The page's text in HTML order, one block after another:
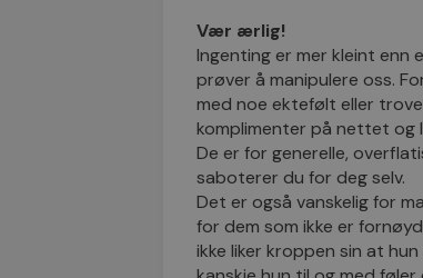
Vær ærlig!
Ingenting er mer kleint
prøver å manipulere oss.
med noe ektefølt eller
komplimenter på nettet og
De er for generelle,
saboterer du for deg selv.
Det er også vanskelig for
for dem som ikke er
ikke liker kroppen sin at